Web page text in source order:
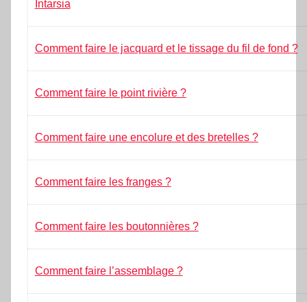
Intarsia
Comment faire le jacquard et le tissage du fil de fond ?
Comment faire le point rivière ?
Comment faire une encolure et des bretelles ?
Comment faire les franges ?
Comment faire les boutonnières ?
Comment faire l’assemblage ?